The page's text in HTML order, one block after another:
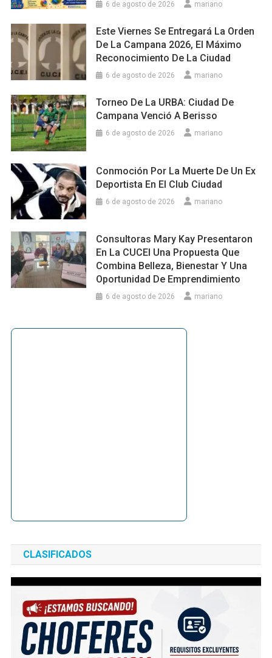
6 de agosto de 2026 mariano
Este Viernes Se Entregará La Orden
De La Campana 2026, El Máximo
Reconocimiento De La Ciudad
6 de agosto de 2026 mariano
Torneo De La URBA: Ciudad De
Campana Venció A Berisso
6 de agosto de 2026 mariano
Conmoción Por La Muerte De Un Ex
Deportista En El Club Ciudad
6 de agosto de 2026 mariano
Consultoras Mary Kay Presentaron
En La CUCEI Una Propuesta Que
Combina Belleza, Bienestar Y Una
Oportunidad De Emprendimiento
6 de agosto de 2026 mariano
CLASIFICADOS